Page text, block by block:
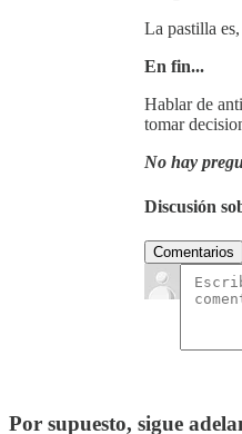
La pastilla
En fin...
Hablar de
tomar
No hay
Discusión
Comentarios
Por supuesto, sigue